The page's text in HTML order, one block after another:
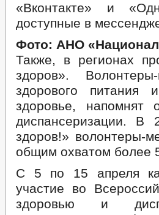
«Вконтакте» и
доступные в
Фото: АНО
Также, в регионах
здоров».
здорового питания
здоровье, напомнят
диспансеризации. В
здоров!» волонтеры-
общим охватом более
С 5 по 15 апреля
участие во
здоровью и